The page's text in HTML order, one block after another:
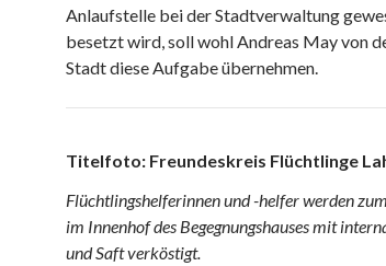
Anlaufstelle bei der Stadtverwaltung
besetzt wird, soll wohl Andreas May von
Stadt diese Aufgabe übernehmen.
Titelfoto: Freundeskreis Flüchtlinge
Flüchtlingshelferinnen und -helfer werden
im Innenhof des Begegnungshauses mit
und Saft verköstigt.